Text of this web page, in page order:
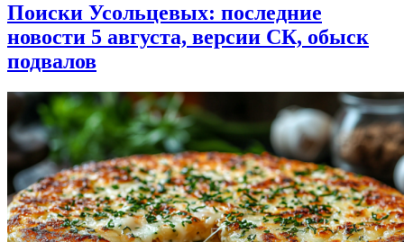
Поиски Усольцевых: последние
новости 5 августа, версии СК, обыск
подвалов